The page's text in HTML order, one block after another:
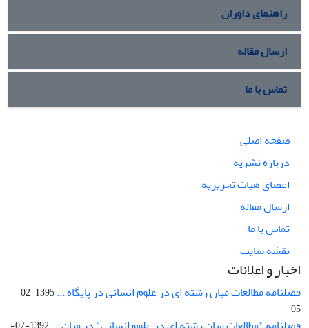
راهنمای داوران
ارسال مقاله
تماس با ما
صفحه اصلی
درباره نشریه
اعضای هیات تحریریه
ارسال مقاله
تماس با ما
نقشه سایت
اخبار و اعلانات
فصلنامه مطالعات میان رشته ای در علوم انسانی در پایگاه ...
1395-02-
05